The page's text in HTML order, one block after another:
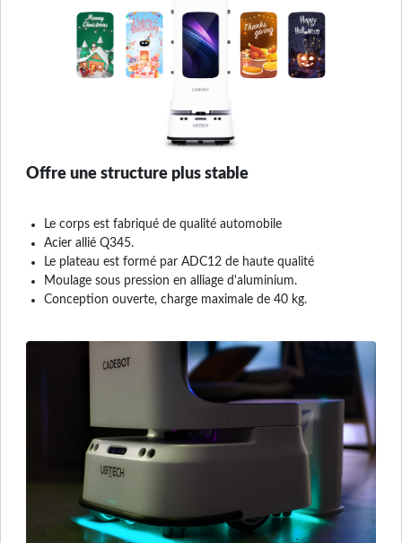
Offre une structure plus stable
Le corps est fabriqué de qualité automobile
Acier allié Q345.
Le plateau est formé par ADC12 de haute qualité
Moulage sous pression en alliage d'aluminium.
Conception ouverte, charge maximale de 40 kg.